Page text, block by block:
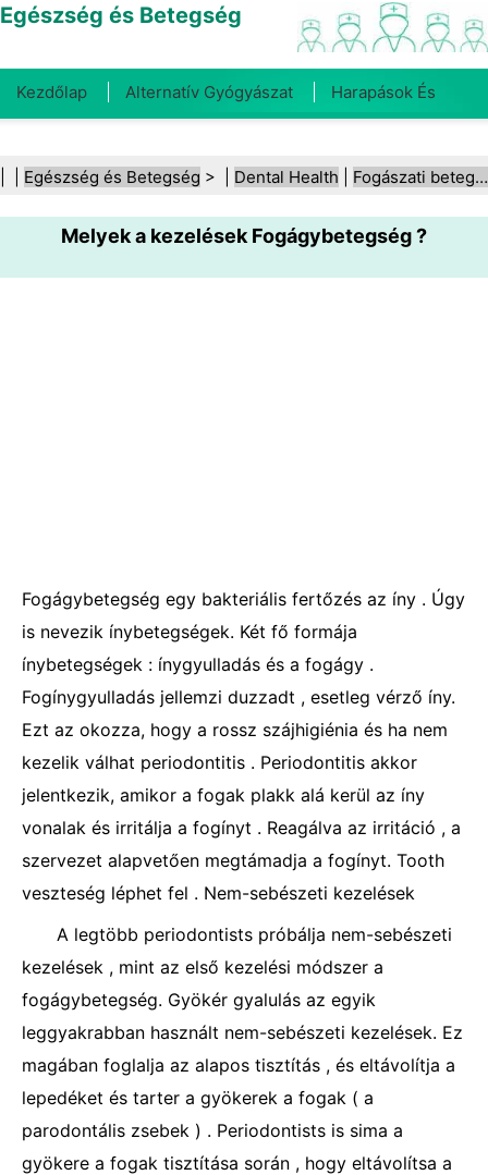
Egészség és Betegség
Kezdőlap Alternatív Gyógyászat Harapások És
Fogegészség Diéta És Táplálkozás Családi
Egészség Egészségügyi Ágazat Mentális Egészség
Közegészségügy És Biztonság Sebészet És
Egészség és Betegség > | Dental Health Fogászati betegségek
Melyek a kezelések Fogágybetegség ?
Fogágybetegség egy bakteriális fertőzés az íny . Úgy
is nevezik ínybetegségek. Két fő formája
ínybetegségek : ínygyulladás és a fogágy .
Fogínygyulladás jellemzi duzzadt , esetleg vérző íny.
Ezt az okozza, hogy a rossz szájhigiénia és ha nem
kezelik válhat periodontitis . Periodontitis akkor
jelentkezik, amikor a fogak plakk alá kerül az íny
vonalak és irritálja a fogínyt . Reagálva az irritáció , a
szervezet alapvetően megtámadja a fogínyt. Tooth
veszteség léphet fel . Nem-sebészeti kezelések
A legtöbb periodontists próbálja nem-sebészeti
kezelések , mint az első kezelési módszer a
fogágybetegség. Gyökér gyalulás az egyik
leggyakrabban használt nem-sebészeti kezelések. Ez
magában foglalja az alapos tisztítás , és eltávolítja a
lepedéket és tarter a gyökerek a fogak ( a
parodontális zsebek ) . Periodontists is sima a
gyökere a fogak tisztítása során , hogy eltávolítsa a